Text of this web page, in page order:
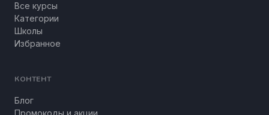
Все курсы
Категории
Школы
Избранное
КОНТЕНТ
Блог
Промокоды и акции